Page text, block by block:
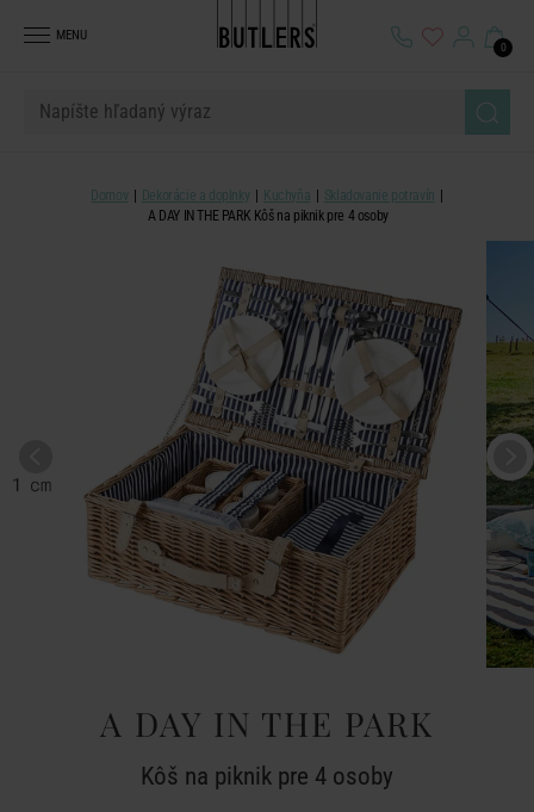
MENU
0
Domov Dekorácie a doplnky Kuchyňa
Skladovanie potravín
A DAY IN THE PARK Kôš na piknik pre 4 osoby
A DAY IN THE PARK
Kôš na piknik pre 4 osoby